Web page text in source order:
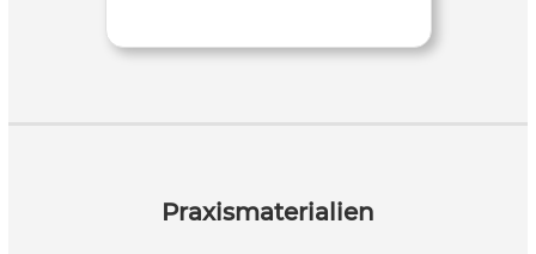
Praxismaterialien